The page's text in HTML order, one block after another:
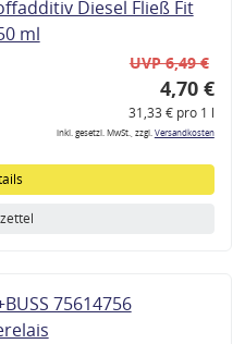
Diesel Fließ Fit
ml
UVP 6,49 €
4,70 €
31,33 € pro 1 l
inkl. gesetzl. MwSt., zzgl.Versandkosten
75614756